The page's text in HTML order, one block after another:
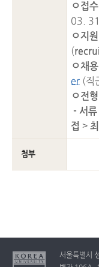
ㅇ접
03.
ㅇ지
(
ㅇ채
er (직
ㅇ전
- 서류
접 >
첨부
서울특별시